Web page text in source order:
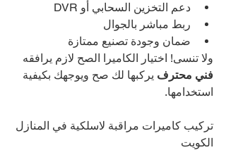
دعم التخزين السحابي أو DVR
ربط مباشر بالجوال
ضمان وجودة تصنيع ممتازة
ولا تنسى! اختيار الكاميرا الصح لازم يرافقه
فني محترف يركبها لك صح ويوجهك بكيفية
استخدامها.
تركيب كاميرات مراقبة لاسلكية في المنازل
الكويت